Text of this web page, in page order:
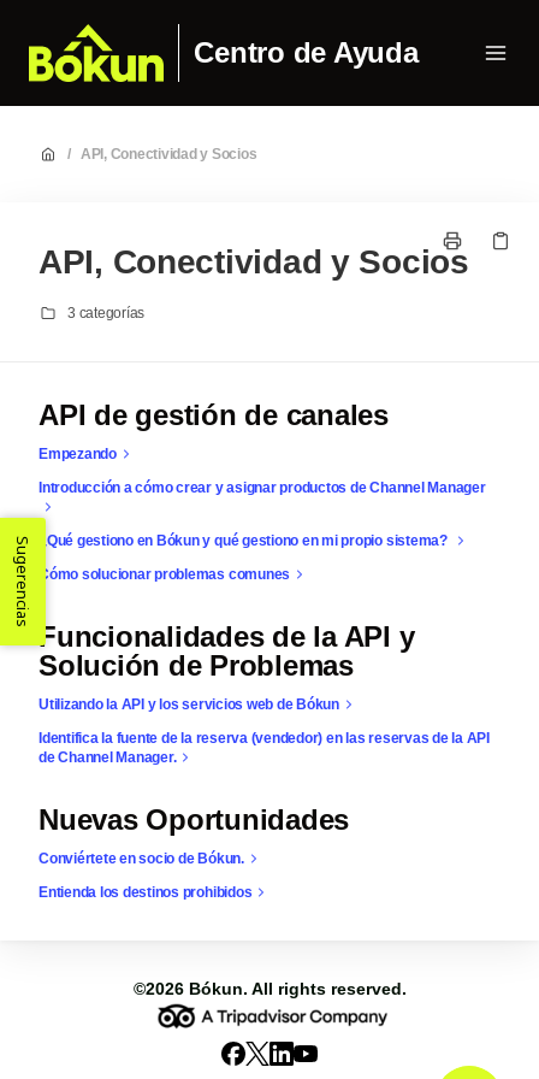
Centro de Ayuda
/ API, Conectividad y Socios
API, Conectividad y Socios
3 categorías
API de gestión de canales
Empezando
Introducción a cómo crear y asignar productos de Channel Manager
¿Qué gestiono en Bókun y qué gestiono en mi propio sistema?
Cómo solucionar problemas comunes
Funcionalidades de la API y
Solución de Problemas
Utilizando la API y los servicios web de Bókun
Identifica la fuente de la reserva (vendedor) en las reservas de la API
de Channel Manager.
Nuevas Oportunidades
Conviértete en socio de Bókun.
Entienda los destinos prohibidos
©2026 Bókun. All rights reserved.
Sugerencias